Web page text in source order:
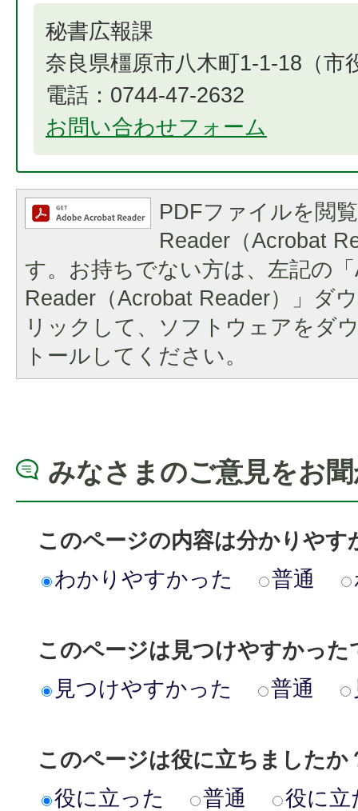
秘書広報課
奈良県橿原市八木町1-1-18（市
電話：0744-47-2632
お問い合わせフォーム
PDFファイルを閲
Reader（Acrobat
す。お持ちでない方は、左記の
Reader（Acrobat Reader）」ダ
リックして、ソフトウェアをダ
トールしてください。
みなさまのご意見をお
このページの内容は分かりやす
わかりやすかった
普通
このページは見つけやすかった
見つけやすかった
普通
このページは役に立ちましたか
役に立った
普通 役に立